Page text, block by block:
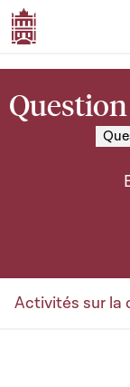
Activités sur la